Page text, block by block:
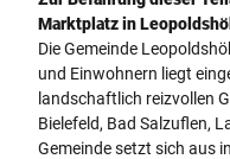
Marktplatz in
Die Gemeinde
und Einwohnern liegt
landschaftlich reizvollen
Bielefeld, Bad Salzuflen,
Gemeinde setzt sich aus